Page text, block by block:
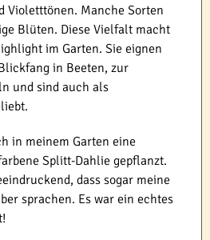
Violetttönen. Manche Sorten
Blüten. Diese Vielfalt macht
im Garten. Sie eignen
in Beeten, zur
und sind auch als
in meinem Garten eine
Splitt-Dahlie gepflanzt.
dass sogar meine
sprachen. Es war ein echtes